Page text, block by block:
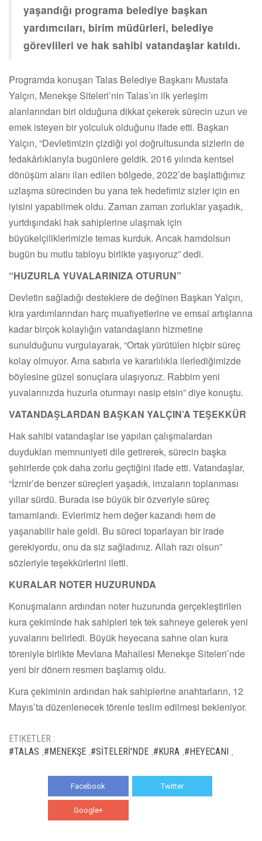
yaşandığı programa belediye başkan
yardımcıları, birim müdürleri, belediye
görevlileri ve hak sahibi vatandaşlar katıldı.
Programda konuşan Talas Belediye Başkanı Mustafa
Yalçın, Menekşe Siteleri’nin Talas’ın ilk yerleşim
alanlarından biri olduğuna dikkat çekerek sürecin uzun ve
emek isteyen bir yolculuk olduğunu ifade etti. Başkan
Yalçın, “Devletimizin çizdiği yol doğrultusunda sizlerin de
fedakârlıklarıyla bugünlere geldik. 2016 yılında kentsel
dönüşüm alanı ilan edilen bölgede, 2022’de başlattığımız
uzlaşma sürecinden bu yana tek hedefimiz sizler için en
iyisini yapabilmek oldu. Zaman zaman zorluklar yaşadık,
yurtdışındaki hak sahiplerine ulaşmak için
büyükelçiliklerimizle temas kurduk. Ancak hamdolsun
bugün bu mutlu tabloyu birlikte yaşıyoruz” dedi.
“HUZURLA YUVALARINIZA OTURUN”
Devletin sağladığı desteklere de değinen Başkan Yalçın,
kira yardımlarından harç muafiyetlerine ve emsal artışlarına
kadar birçok kolaylığın vatandaşların hizmetine
sunulduğunu vurgulayarak, “Ortak yürütülen hiçbir süreç
kolay olmuyor. Ama sabırla ve kararlılıkla ilerlediğimizde
böylesine güzel sonuçlara ulaşıyoruz. Rabbim yeni
yuvalarınızda huzurla oturmayı nasip etsin” diye konuştu.
VATANDAŞLARDAN BAŞKAN YALÇIN’A TEŞEKKÜR
Hak sahibi vatandaşlar ise yapılan çalışmalardan
duydukları memnuniyeti dile getirerek, sürecin başka
şehirlerde çok daha zorlu geçtiğini ifade etti. Vatandaşlar,
“İzmir’de benzer süreçleri yaşadık, imzaların toplanması
yıllar sürdü. Burada ise büyük bir özveriyle süreç
tamamlandı. Evlerimiz hem değer kazandı hem de
yaşanabilir hale geldi. Bu süreci toparlayan bir irade
gerekiyordu, onu da siz sağladınız. Allah razı olsun”
sözleriyle teşekkürlerini iletti.
KURALAR NOTER HUZURUNDA
Konuşmaların ardından noter huzurunda gerçekleştirilen
kura çekiminde hak sahipleri tek tek sahneye gelerek yeni
yuvalarını belirledi. Büyük heyecana sahne olan kura
töreniyle birlikte Mevlana Mahallesi Menekşe Siteleri’nde
yeni bir dönem resmen başlamış oldu.
Kura çekiminin ardından hak sahiplerine anahtarların, 12
Mayıs’ta düzenlenecek törenle teslim edilmesi bekleniyor.
ETIKETLER :
#TALAS #MENEKŞE #SİTELERİ'NDE #KURA #HEYECANI
Facebook Twitter
Google+